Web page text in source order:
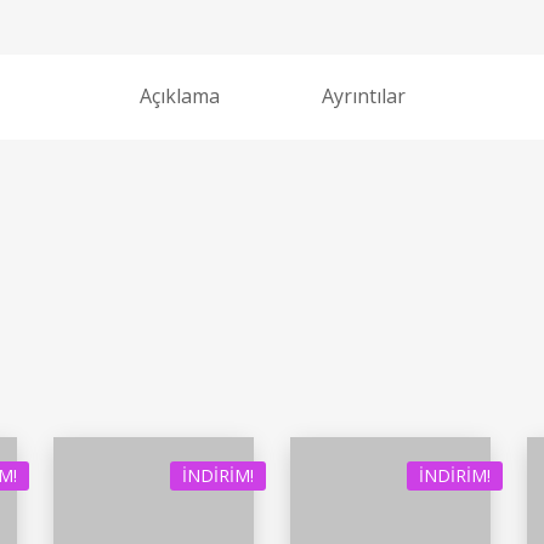
Açıklama Ayrıntılar
İNDIRIM! İNDIRIM!